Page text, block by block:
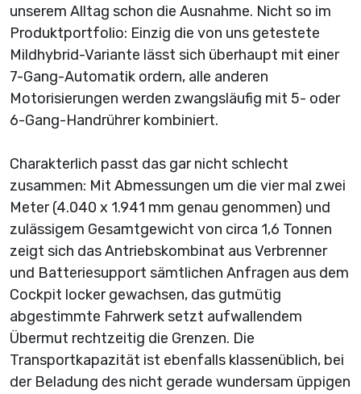
unserem Alltag schon die Ausnahme. Nicht so im
Produktportfolio: Einzig die von uns getestete
Mildhybrid-Variante lässt sich überhaupt mit einer
7-Gang-Automatik ordern, alle anderen
Motorisierungen werden zwangsläufig mit 5- oder
6-Gang-Handrührer kombiniert.
Charakterlich passt das gar nicht schlecht
zusammen: Mit Abmessungen um die vier mal zwei
Meter (4.040 x 1.941 mm genau genommen) und
zulässigem Gesamtgewicht von circa 1,6 Tonnen
zeigt sich das Antriebskombinat aus Verbrenner
und Batteriesupport sämtlichen Anfragen aus dem
Cockpit locker gewachsen, das gutmütig
abgestimmte Fahrwerk setzt aufwallendem
Übermut rechtzeitig die Grenzen. Die
Transportkapazität ist ebenfalls klassenüblich, bei
der Beladung des nicht gerade wundersam üppigen